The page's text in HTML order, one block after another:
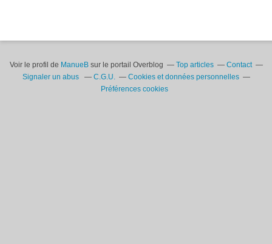
Voir le profil de ManueBsur le portail Overblog Top articles
Contact
Signaler un abus
C.G.U.
Cookies et données personnelles
Préférences cookies